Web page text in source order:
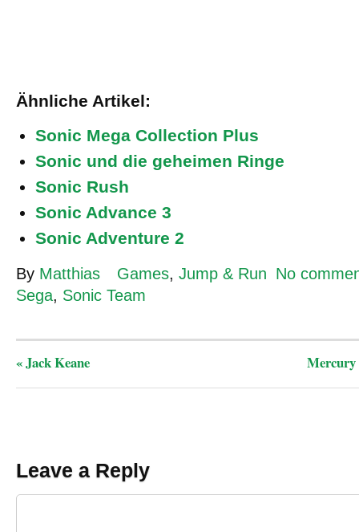
Ähnliche Artikel:
Sonic Mega Collection Plus
Sonic und die geheimen Ringe
Sonic Rush
Sonic Advance 3
Sonic Adventure 2
By Matthias Games, Jump & Run No
Sega, Sonic Team
«Jack Keane
Leave a Reply